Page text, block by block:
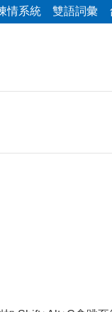
情系統 雙語詞彙